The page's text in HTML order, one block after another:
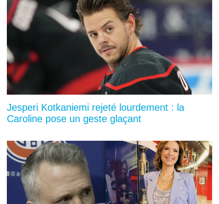
Jesperi Kotkaniemi rejeté lourdement : la
Caroline pose un geste glaçant